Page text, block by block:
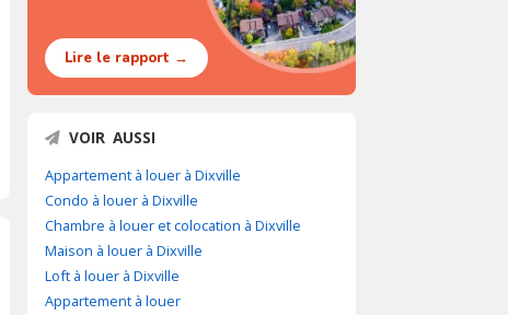
Lire le rapport →
VOIR AUSSI
Appartement à louer à Dixville
Condo à louer à Dixville
Chambre à louer et colocation à Dixville
Maison à louer à Dixville
Loft à louer à Dixville
Appartement à louer